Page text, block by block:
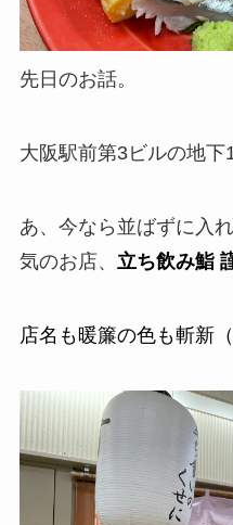
先日のお話。
大阪駅前第3ビルの地下
あ、今なら並ばずに入
気のお店、 立ち飲み鮨
店名も暖簾の色も斬新（